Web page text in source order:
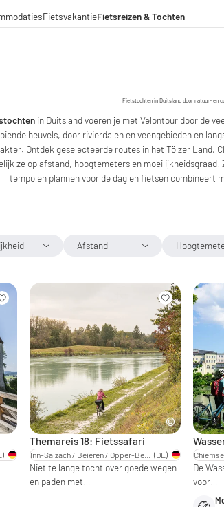
FietsvakantieFietsreizen & Tochten
Fietsreizen
Fietstochten in Duitsland door natuur- en
in Duitsland voeren je met Velontour door de
heuvels, door rivierdalen en veengebieden en
Ontdek geselecteerde routes in het Tölzer Land,
ze op afstand, hoogtemeters en
tempo en plannen voor de dag en fietsen combineert
Afstand
Themareis 18: Fietssafari
(DE)
Niet te lange tocht over goede wegen
en paden met…
De
voor…